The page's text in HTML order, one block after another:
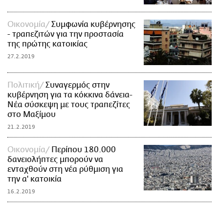
Οικονομία
Συμφωνία κυβέρνησης
- τραπεζιτών για την προστασία
της πρώτης κατοικίας
27.2.2019
Πολιτική
Συναγερμός στην
κυβέρνηση για τα κόκκινα δάνεια-
Νέα σύσκεψη με τους τραπεζίτες
στο Μαξίμου
21.2.2019
Οικονομία
Περίπου 180.000
δανειολήπτες μπορούν να
ενταχθούν στη νέα ρύθμιση για
την α' κατοικία
16.2.2019